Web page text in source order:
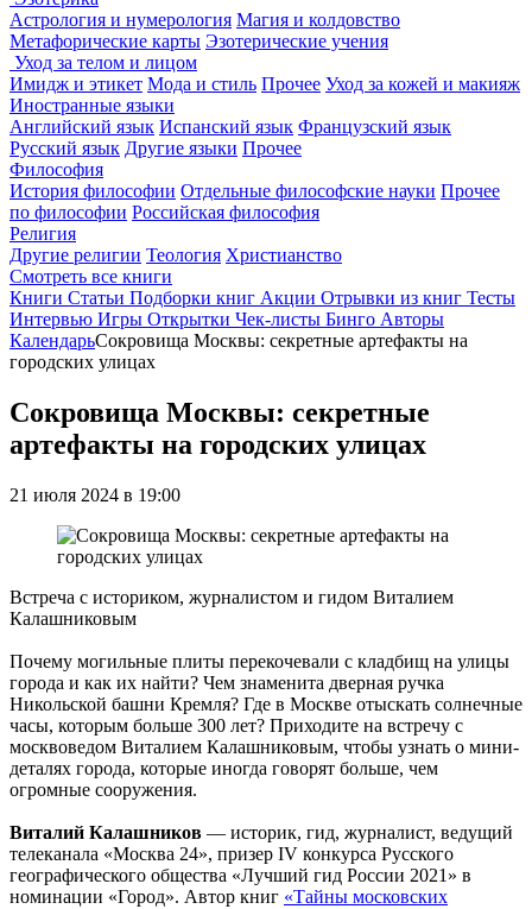
Астрология и нумерология Магия и колдовство
Метафорические карты Эзотерические учения
Уход за телом и лицом
Имидж и этикет Мода и стиль Прочее Уход за кожей и макияж
Иностранные языки
Английский язык Испанский язык Французский язык
Русский язык Другие языки Прочее
Философия
История философии Отдельные философские науки Прочее
по философии Российская философия
Религия
Другие религии Теология Христианство
Смотреть все книги
Книги Статьи Подборки книг Акции Отрывки из книг Тесты
Интервью Игры Открытки Чек-листы Бинго Авторы
КалендарьСокровища Москвы: секретные артефакты на
городских улицах
Сокровища Москвы: секретные
артефакты на городских улицах
21 июля 2024 в 19:00
Встреча с историком, журналистом и гидом Виталием
Калашниковым
Почему могильные плиты перекочевали с кладбищ на улицы
города и как их найти? Чем знаменита дверная ручка
Никольской башни Кремля? Где в Москве отыскать солнечные
часы, которым больше 300 лет? Приходите на встречу с
москвоведом Виталием Калашниковым, чтобы узнать о мини-
деталях города, которые иногда говорят больше, чем
огромные сооружения.
Виталий Калашников — историк, гид, журналист, ведущий
телеканала «Москва 24», призер IV конкурса Русского
географического общества «Лучший гид России 2021» в
номинации «Город». Автор книг «Тайны московских